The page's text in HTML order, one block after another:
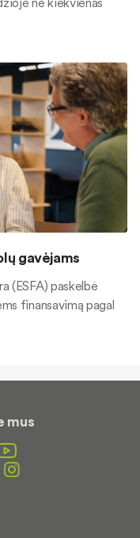
gavėjams
(ESFA) paskelbė
finansavimą pagal
mus